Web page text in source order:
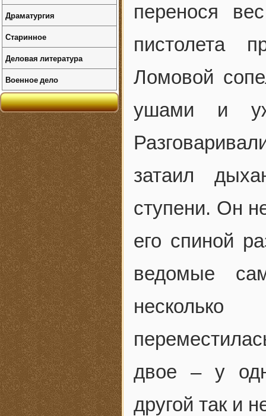
перенося
пистолета
Ломовой
ушами и
затаил
ступени. Он
его спиной
ведомые
двое – у
другой так и
Драматургия
Старинное
Деловая литература
Военное дело